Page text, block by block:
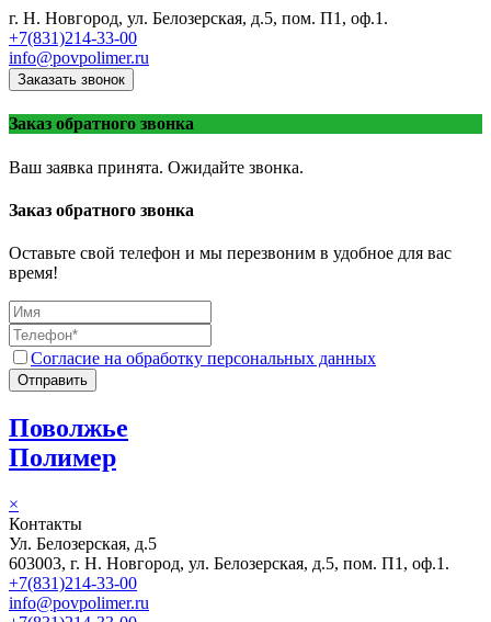
г. Н. Новгород, ул. Белозерская, д.5, пом. П1, оф.1.
+7(831)214-33-00
info@povpolimer.ru
Заказать звонок
Заказ обратного звонка
Ваш заявка принята. Ожидайте звонка.
Заказ обратного звонка
Оставьте свой телефон и мы перезвоним в удобное для вас
время!
Согласие на обработку персональных данных
Отправить
Поволжье
Полимер
×
Контакты
Ул. Белозерская, д.5
603003, г. Н. Новгород, ул. Белозерская, д.5, пом. П1, оф.1.
+7(831)214-33-00
info@povpolimer.ru